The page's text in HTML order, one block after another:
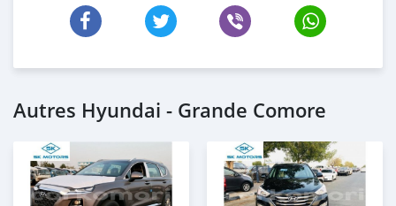
Autres Hyundai - Grande Comore